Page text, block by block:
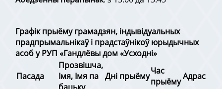
Графік прыёму грамадзян, індывідуальных
прадпрымальнікаў і прадстаўнікоў юрыдычных
асоб у РУП «Гандлёвы дом «Усходні»
Пасада
Прозвішча,
Імя, Імя па
Дні прыёмуЧас
прыёмуАдрас